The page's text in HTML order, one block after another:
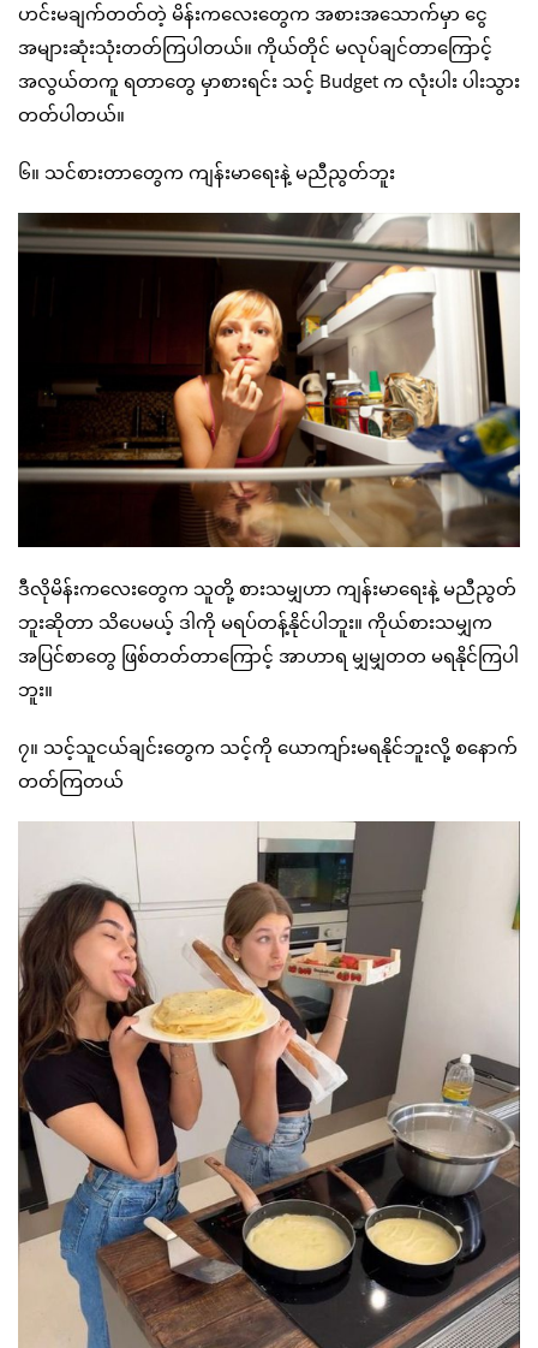
ဟင်းမချက်တတ်တဲ့ မိန်းကလေးတွေက အစားအသောက်မှာ ငွေ
အများဆုံးသုံးတတ်ကြပါတယ်။ ကိုယ်တိုင် မလုပ်ချင်တာကြောင့်
အလွယ်တကူ ရတာတွေ မှာစားရင်း သင့် Budget က လုံးပါး ပါးသွား
တတ်ပါတယ်။
၆။ သင်စားတာတွေက ကျန်းမာရေးနဲ့ မညီညွတ်ဘူး
ဒီလိုမိန်းကလေးတွေက သူတို့ စားသမျှဟာ ကျန်းမာရေးနဲ့ မညီညွတ်
ဘူးဆိုတာ သိပေမယ့် ဒါကို မရပ်တန့်နိုင်ပါဘူး။ ကိုယ်စားသမျှက
အပြင်စာတွေ ဖြစ်တတ်တာကြောင့် အာဟာရ မျှမျှတတ မရနိုင်ကြပါ
ဘူး။
၇။ သင့်သူငယ်ချင်းတွေက သင့်ကို ယောကျာ်းမရနိုင်ဘူးလို့ စနောက်
တတ်ကြတယ်